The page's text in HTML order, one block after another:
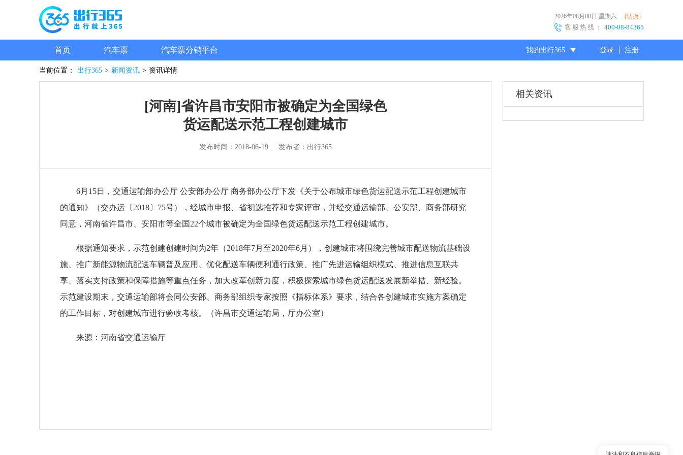
2026年08月08日 星期六 [切换]
客服热线： 400-08-84365
首页 汽车票 汽车票分销平台 我的出行365 登录 注册
当前位置： 出行365 > 新闻资讯 > 资讯详情
[河南]省许昌市安阳市被确定为全国绿色
货运配送示范工程创建城市
发布时间： 2018-06-19发布者：出行365
6月15日，交通运输部办公厅 公安部办公厅 商务部办公厅下发《关于公布城市绿色货运配送示范工程创建城市
的通知》（交办运〔2018〕75号），经城市申报、省初选推荐和专家评审，并经交通运输部、公安部、商务部研究
同意，河南省许昌市、安阳市等全国22个城市被确定为全国绿色货运配送示范工程创建城市。
根据通知要求，示范创建创建时间为2年（2018年7月至2020年6月），创建城市将围绕完善城市配送物流基础设
施、推广新能源物流配送车辆普及应用、优化配送车辆便利通行政策、推广先进运输组织模式、推进信息互联共
享、落实支持政策和保障措施等重点任务，加大改革创新力度，积极探索城市绿色货运配送发展新举措、新经验。
示范建设期末，交通运输部将会同公安部、商务部组织专家按照《指标体系》要求，结合各创建城市实施方案确定
的工作目标，对创建城市进行验收考核。（许昌市交通运输局，厅办公室）
来源：河南省交通运输厅
相关资讯